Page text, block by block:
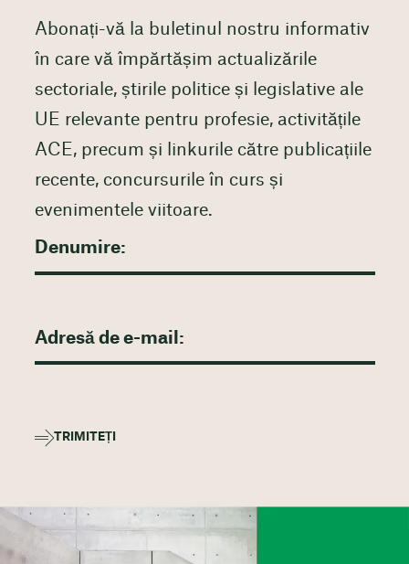
Abonați-vă la buletinul nostru informativ
în care vă împărtășim actualizările
sectoriale, știrile politice și legislative ale
UE relevante pentru profesie, activitățile
ACE, precum și linkurile către publicațiile
recente, concursurile în curs și
evenimentele viitoare.
TRIMITEȚI